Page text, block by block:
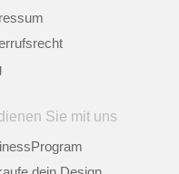
Sie mit uns